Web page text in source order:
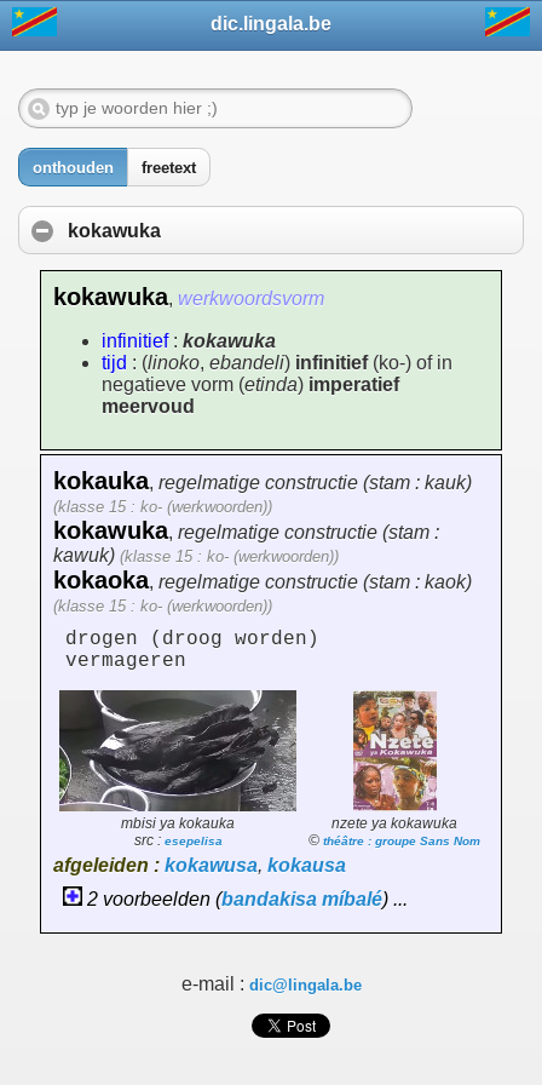
dic.lingala.be
onthouden freetext
kokawuka
kokawuka, werkwoordsvorm
infinitief: kokawuka
tijd : (linoko, ebandeli) infinitief(ko-) of in
negatieve vorm (etinda) imperatief
meervoud
kokauka, regelmatige constructie (stam : kauk)
(klasse 15 : ko- (werkwoorden))
kokawuka, regelmatige constructie (stam :
kawuk) (klasse 15 : ko- (werkwoorden))
kokaoka, regelmatige constructie (stam : kaok)
(klasse 15 : ko- (werkwoorden))
drogen (droog worden)
vermageren
mbisi ya kokauka
src : esepelisa
nzete ya kokawuka
© théâtre : groupe Sans Nom
afgeleiden : kokawusa, kokausa
2 voorbeelden (bandakisa míbalé) ...
e-mail : dic@lingala.be